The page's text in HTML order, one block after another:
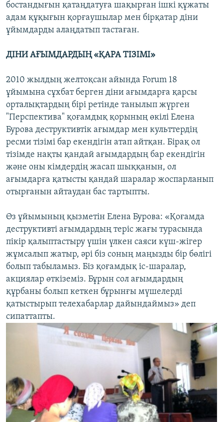
бостандығын қатаңдатуға шақырған ішкі құжаты
адам құқығын қорғаушылар мен бірқатар діни
ұйымдарды алаңдатып тастаған.
ДІНИ АҒЫМДАРДЫҢ «ҚАРА ТІЗІМІ»
2010 жылдың желтоқсан айында Forum 18
ұйымына сұхбат берген діни ағымдарға қарсы
орталықтардың бірі ретінде танылып жүрген
"Перспектива" қоғамдық қорының өкілі Елена
Бурова деструктивтік ағымдар мен культтердің
ресми тізімі бар екендігін атап айтқан. Бірақ ол
тізімде нақты қандай ағымдардың бар екендігін
және оны кімдердің жасап шыққанын, ол
ағымдарға қатысты қандай шаралар жоспарланып
отырғанын айтаудан бас тартыпты.
Өз ұйымының қызметін Елена Бурова: «Қоғамда
деструктивті ағымдардың теріс жағы турасында
пікір қалыптастыру үшін үлкен саяси күш-жігер
жұмсалып жатыр, әрі біз соның маңызды бір бөлігі
болып табыламыз. Біз қоғамдық іс-шаралар,
акциялар өткіземіз. Бұрын сол ағымдардың
құрбаны болып кеткен бұрынғы мүшелерді
қатыстырып телехабарлар дайындаймыз» деп
сипаттапты.